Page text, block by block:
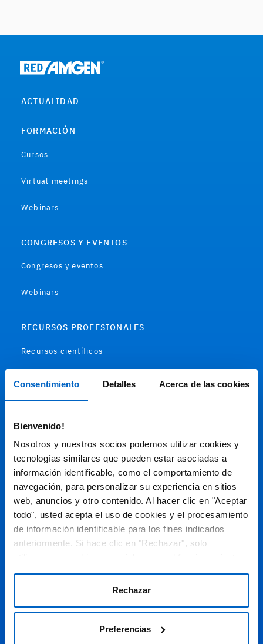
Consentimiento Detalles Acerca de las cookies
Bienvenido!
Nosotros y nuestros socios podemos utilizar cookies y
tecnologías similares que pueden estar asociadas a
información identificable, como el comportamiento de
navegación, para personalizar su experiencia en sitios
web, anuncios y otro contenido. Al hacer clic en "Aceptar
todo", usted acepta el uso de cookies y el procesamiento
de información identificable para los fines indicados
anteriormente. Si hace clic en "Rechazar", solo
del sitio web y no para optimizarlo ni personalizarlo. En
cualquier momento, puede ver, cambiar o retirar su
Cookies" en el pie de página de cada página.
Preferencias
Rechazar
ACTUALIDAD
FORMACIÓN
Cursos
Virtual meetings
Webinars
CONGRESOS Y EVENTOS
Congresos y eventos
Webinars
RECURSOS PROFESIONALES
Recursos científicos
Audiovisual
Espacio de Información Médica
POLÍTICA DE PRIVACIDAD
Este sitio web está orientado a profesionales sanitarios de
España.
SC-ES-CP-00099, SC-ES-CP-00101, SC-ES-AMG145-00103, SC-
ES-CP-00064, SC-ES-CP-00007, SC-ES-CP-00100, SC-ES-
AMG145-00544
Fecha de actualización AGOSTO 2026